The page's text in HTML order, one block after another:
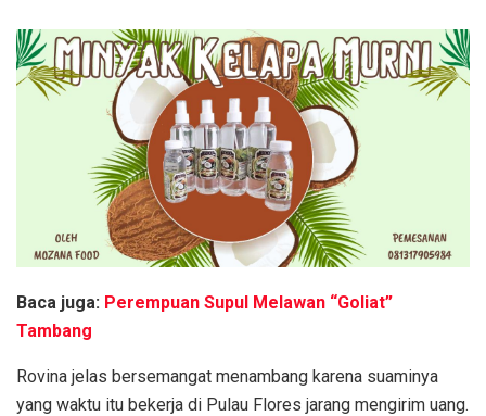
Baca juga: Perempuan Supul Melawan “Goliat”
Tambang
Rovina jelas bersemangat menambang karena suaminya
yang waktu itu bekerja di Pulau Flores jarang mengirim uang.